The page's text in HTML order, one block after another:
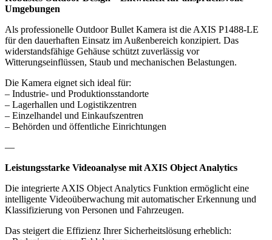
Umgebungen
Als professionelle Outdoor Bullet Kamera ist die AXIS P1488-LE
für den dauerhaften Einsatz im Außenbereich konzipiert. Das
widerstandsfähige Gehäuse schützt zuverlässig vor
Witterungseinflüssen, Staub und mechanischen Belastungen.
Die Kamera eignet sich ideal für:
– Industrie- und Produktionsstandorte
– Lagerhallen und Logistikzentren
– Einzelhandel und Einkaufszentren
– Behörden und öffentliche Einrichtungen
—
Leistungsstarke Videoanalyse mit AXIS Object Analytics
Die integrierte AXIS Object Analytics Funktion ermöglicht eine
intelligente Videoüberwachung mit automatischer Erkennung und
Klassifizierung von Personen und Fahrzeugen.
Das steigert die Effizienz Ihrer Sicherheitslösung erheblich: